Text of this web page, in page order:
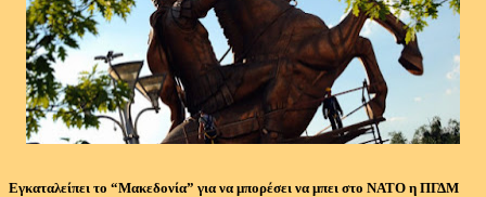
Εγκαταλείπει το “Μακεδονία” για να μπορέσει να μπει στο ΝΑΤΟ η ΠΓΔΜ